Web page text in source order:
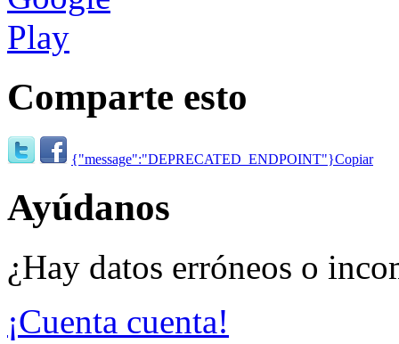
Comparte esto
{"message":"DEPRECATED_ENDPOINT"}Copiar
Ayúdanos
¿Hay datos erróneos o
¡Cuenta cuenta!